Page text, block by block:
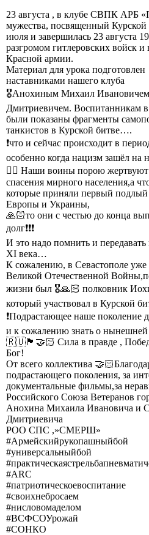
23 августа , в клубе СВПК АРБ
мужества, посвященный Курской
июля и завершилась 23 августа
разгромом гитлеровских войск
Красной армии.
Материал для урока подготовлен
наставниками нашего клуба
🎖Анохиным Михаил
Дмитриевичем. Воспитанникам
были показаны фрагменты
танкистов в Курской битве….
❗что и сейчас происходит в
особенно когда нацизм зашёл на
❤‍🔥 Наши воины порою
спасения мирного населения,а
которые приняли первый подлый
Европы и Украины,
🙏🏻то они с честью до конца
долг❗❗❗
И это надо помнить и передавать
XI века…
К сожалению, в Севастополе уже
Великой Отечественной
жизни был 🎖🙏🏻 полковник
который участвовал в Курской
❗Подрастающее наше
и к сожалению знать о
🇷🇺🏴󠁧󠁢󠁳󠁣󠁴󠁿🤝🏻 Сила в правде ,
Бог!
От всего коллектива
подрастающего поколения, за
документальные фильмы,за
Российского Союза Ветеранов
Анохина Михаила Ивановича и
Дмитриевича
РОО СПС ,»СМЕРШ»
#Армейскийрукопашныйбой
#универсальныйбой
#ARC
#патриотическоевоспитание
#своихнебросаем
#нисловомаделом
#ВСФСОУрожай
#СОНКО